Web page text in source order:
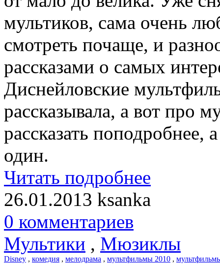
мультиков, сама очень
смотреть почаще, и
рассказами о самых
Диснейловские
рассказывала, а вот про
рассказать поподробнее,
один.
Читать подробнее
26.01.2013 ksanka
0 комментариев
Мультики , Мюзиклы
Disney , комедия , мелодрама , мультфильмы 2010 ,